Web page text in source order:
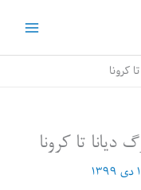
۱ دی ۱۳۹۹